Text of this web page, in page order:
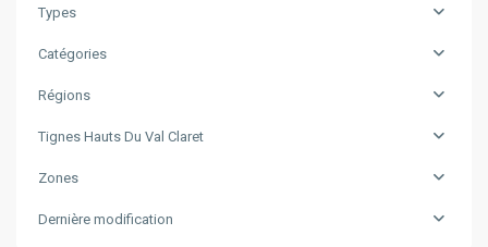
Types
Catégories
Régions
Tignes Hauts Du Val Claret
Zones
Dernière modification
Hauts